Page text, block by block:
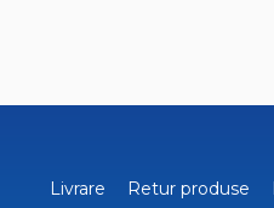
Livrare Retur produse